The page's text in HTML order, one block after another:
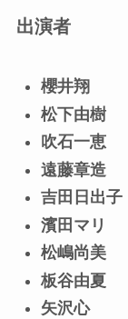
出演者
櫻井翔
松下由樹
吹石一恵
遠藤章造
吉田日出子
濱田マリ
松嶋尚美
板谷由夏
矢沢心